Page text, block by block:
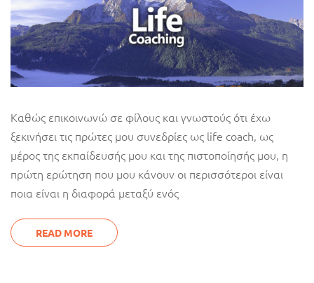
Καθώς επικοινωνώ σε φίλους και γνωστούς ότι έχω
ξεκινήσει τις πρώτες μου συνεδρίες ως life coach, ως
μέρος της εκπαίδευσής μου και της πιστοποίησής μου, η
πρώτη ερώτηση που μου κάνουν οι περισσότεροι είναι
ποια είναι η διαφορά μεταξύ ενός
READ MORE